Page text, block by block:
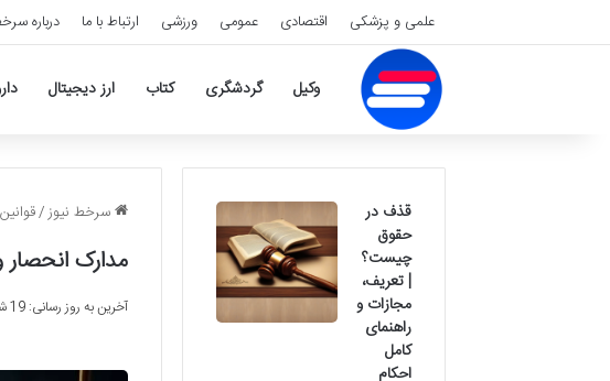
علمی و پزشکی اقتصادی عمومی ورزشی ارتباط با ما درباره
وکیل گردشگری کتاب ارز دیجیتال
سرخط نیوز/
مدارک
آخرین به روز رسانی: 19 شهریور
قذف در
حقوق
چیست؟
| تعریف،
مجازات و
راهنمای
کامل
احکام